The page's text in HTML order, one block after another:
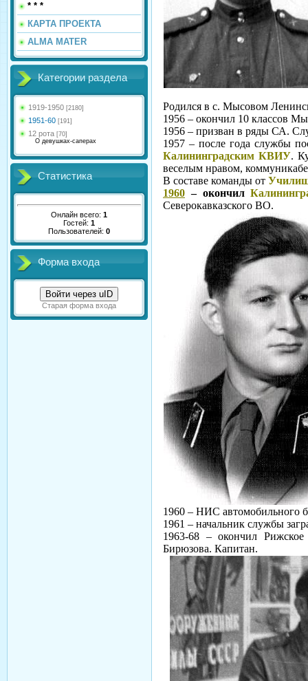
* * *
КАРТА ПРОЕКТА
ALMA MATER
Категории раздела
1919-1950 [2180]
1951-60 [191]
12 рота [70]
О девушках-саперах
Статистика
Онлайн всего: 1
Гостей: 1
Пользователей: 0
Форма входа
Войти через uID
Старая форма входа
Родился в с. Мысовом
1956 – окончил 10 классов
1956 – призван в ряды СА.
1957 – после года службы
Калининградским КВИУ.
веселым нравом,
В составе команды от
1960 – окончил
Северокавказского ВО.
1960 – НИС автомобильного
1961 – начальник службы
1963-68 – окончил
Бирюзова. Капитан.